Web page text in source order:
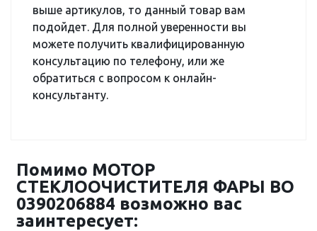
выше артикулов, то данный товар вам
подойдет. Для полной уверенности вы
можете получить квалифицированную
консультацию по телефону, или же
обратиться с вопросом к онлайн-
консультанту.
Помимо МОТОР
СТЕКЛООЧИСТИТЕЛЯ ФАРЫ BO
0390206884 возможно вас
заинтересует: